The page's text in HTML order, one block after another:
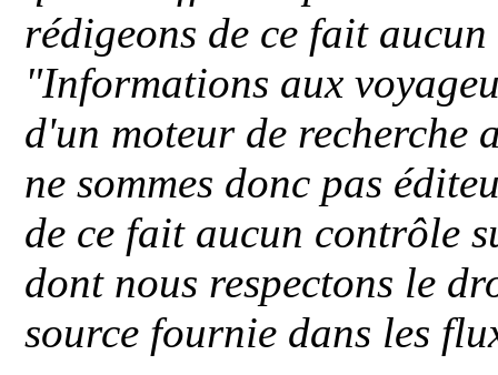
rédigeons de ce fait
"Informations aux
d'un moteur de recherche
ne sommes donc pas
de ce fait aucun contrôle
dont nous respectons le
source fournie dans les